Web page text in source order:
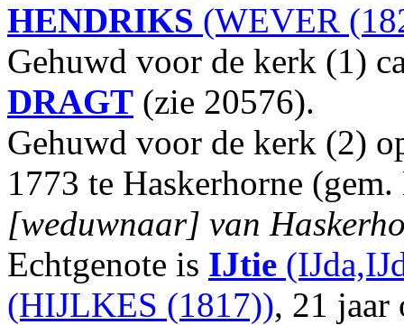
HENDRIKS (WEVER
Gehuwd voor de kerk (1)
DRAGT (zie 20576).
Gehuwd voor de kerk (2)
1773 te Haskerhorne
[weduwnaar] van
Echtgenote is IJtie
(HIJLKES (1817)), 21 jaar